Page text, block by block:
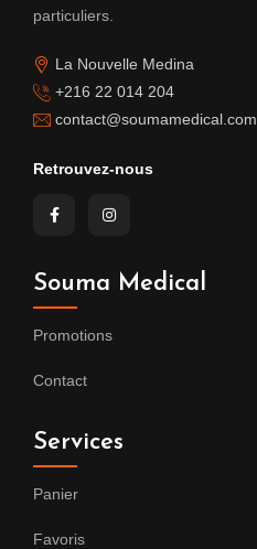
particuliers.
La Nouvelle Medina
+216 22 014 204
contact@soumamedical.com
Retrouvez-nous
Souma Medical
Promotions
Contact
Services
Panier
Favoris